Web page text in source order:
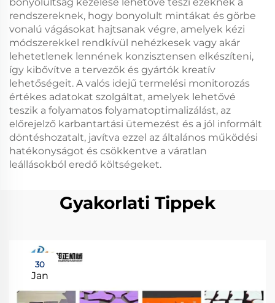
rendszereknek, hogy bonyolult mintákat és görbe
vonalú vágásokat hajtsanak végre, amelyek kézi
módszerekkel rendkívül nehézkesek vagy akár
lehetetlenek lennének konzisztensen elkészíteni,
így kibővítve a tervezők és gyártók kreatív
lehetőségeit. A valós idejű termelési monitorozás
értékes adatokat szolgáltat, amelyek lehetővé
teszik a folyamatos folyamatoptimalizálást, az
előrejelző karbantartási ütemezést és a jól informált
döntéshozatalt, javítva ezzel az általános működési
hatékonyságot és csökkentve a váratlan
leállásokból eredő költségeket.
Gyakorlati Tippek
30
Jan